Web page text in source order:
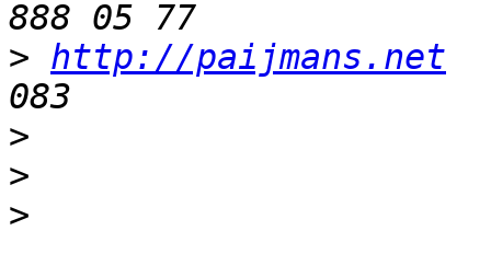
> http://paijmans.net
>
>
>